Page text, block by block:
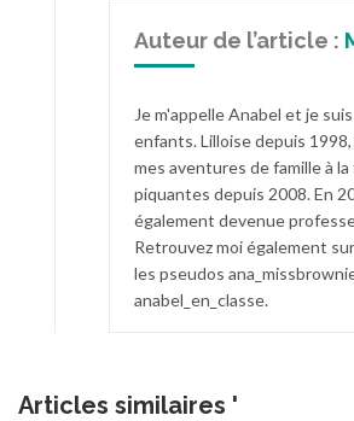
Auteur de l’article :
Je m'appelle Anabel et je
enfants. Lilloise depuis
mes aventures de famille à
piquantes depuis 2008. En
également devenue
Retrouvez moi également
les pseudos
anabel_en_classe.
Articles similaires '